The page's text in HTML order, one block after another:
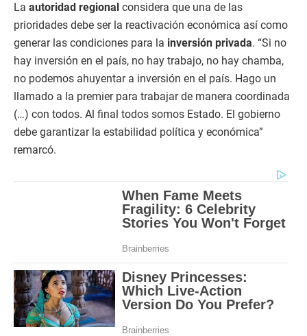
La autoridad regional considera que una de las
prioridades debe ser la reactivación económica así como
generar las condiciones para la inversión privada. “Si no
hay inversión en el país, no hay trabajo, no hay chamba,
no podemos ahuyentar a inversión en el país. Hago un
llamado a la premier para trabajar de manera coordinada
(…) con todos. Al final todos somos Estado. El gobierno
debe garantizar la estabilidad política y económica”
remarcó.